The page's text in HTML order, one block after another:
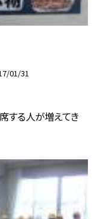
01/31
席する人が増えてき